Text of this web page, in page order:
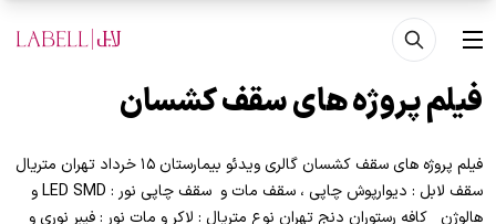
رفتن به محتوای اصلی
منو
فیلم پروژه های سقف کشسان
فیلم پروژه های سقف کشسان گالری ویدئو بیمارستان ۱۵ خرداد تهران متریال
سقف لابل : دیوارپوش چاپی ، سقف مات و سقف چاپی نور : LED SMD و
هالوژن کافه رستوران دنج تهران نوع متریال : لاکر و مات نور : فیبر نوری و